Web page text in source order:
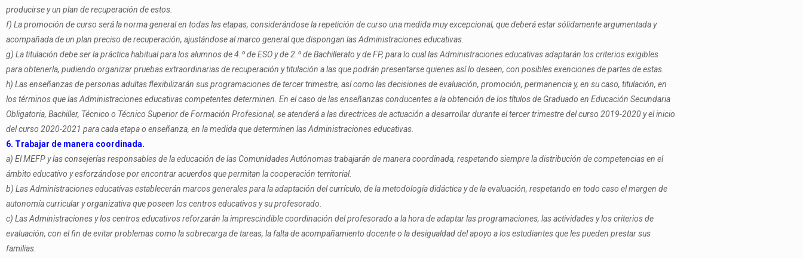
producirse y un plan de recuperación de estos.
f) La promoción de curso será la norma general en todas las etapas, considerándose la repetición de curso una medida muy excepcional, que deberá estar sólidamente argumentada y
acompañada de un plan preciso de recuperación, ajustándose al marco general que dispongan las Administraciones educativas.
g) La titulación debe ser la práctica habitual para los alumnos de 4.º de ESO y de 2.º de Bachillerato y de FP, para lo cual las Administraciones educativas adaptarán los criterios exigibles
para obtenerla, pudiendo organizar pruebas extraordinarias de recuperación y titulación a las que podrán presentarse quienes así lo deseen, con posibles exenciones de partes de estas.
h) Las enseñanzas de personas adultas flexibilizarán sus programaciones de tercer trimestre, así como las decisiones de evaluación, promoción, permanencia y, en su caso, titulación, en
los términos que las Administraciones educativas competentes determinen. En el caso de las enseñanzas conducentes a la obtención de los títulos de Graduado en Educación Secundaria
Obligatoria, Bachiller, Técnico o Técnico Superior de Formación Profesional, se atenderá a las directrices de actuación a desarrollar durante el tercer trimestre del curso 2019-2020 y el inicio
del curso 2020-2021 para cada etapa o enseñanza, en la medida que determinen las Administraciones educativas.
6. Trabajar de manera coordinada.
a) El MEFP y las consejerías responsables de la educación de las Comunidades Autónomas trabajarán de manera coordinada, respetando siempre la distribución de competencias en el
ámbito educativo y esforzándose por encontrar acuerdos que permitan la cooperación territorial.
b) Las Administraciones educativas establecerán marcos generales para la adaptación del currículo, de la metodología didáctica y de la evaluación, respetando en todo caso el margen de
autonomía curricular y organizativa que poseen los centros educativos y su profesorado.
c) Las Administraciones y los centros educativos reforzarán la imprescindible coordinación del profesorado a la hora de adaptar las programaciones, las actividades y los criterios de
evaluación, con el fin de evitar problemas como la sobrecarga de tareas, la falta de acompañamiento docente o la desigualdad del apoyo a los estudiantes que les pueden prestar sus
familias.